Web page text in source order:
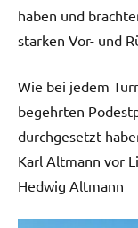
haben und
starken Vor- und
Wie bei jedem
begehrten
durchgesetzt
Karl Altmann vor
Hedwig Altmann